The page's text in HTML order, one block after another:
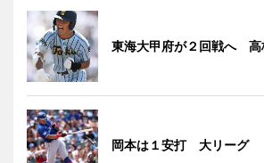
東海大甲府が２回戦へ 高
岡本は１安打 大リーグ